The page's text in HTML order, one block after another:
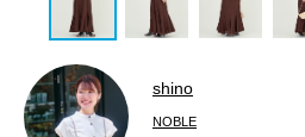
shino
NOBLE